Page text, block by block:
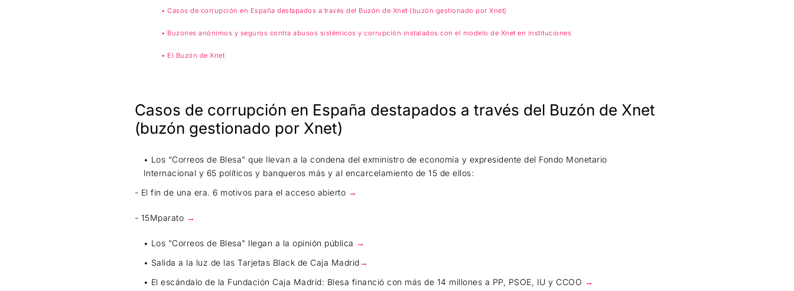
• Casos de corrupción en España destapados a través del Buzón de Xnet (buzón gestionado por Xnet)
• Buzones anónimos y seguros contra abusos sistémicos y corrupción instalados con el modelo de Xnet en instituciones
• El Buzón de Xnet
Casos de corrupción en España destapados a través del Buzón de Xnet
(buzón gestionado por Xnet)
• Los “Correos de Blesa” que llevan a la condena del exministro de economía y expresidente del Fondo Monetario
Internacional y 65 políticos y banqueros más y al encarcelamiento de 15 de ellos:
- El fin de una era. 6 motivos para el acceso abierto →
- 15Mparato →
• Los "Correos de Blesa" llegan a la opinión pública →
• Salida a la luz de las Tarjetas Black de Caja Madrid→
• El escándalo de la Fundación Caja Madrid: Blesa financió con más de 14 millones a PP, PSOE, IU y CCOO →